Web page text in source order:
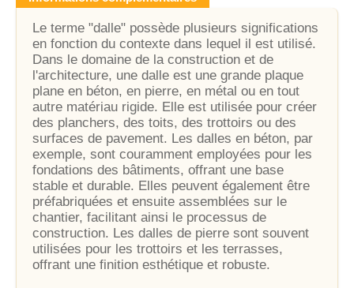
Le terme "dalle" possède plusieurs significations
en fonction du contexte dans lequel il est utilisé.
Dans le domaine de la construction et de
l'architecture, une dalle est une grande plaque
plane en béton, en pierre, en métal ou en tout
autre matériau rigide. Elle est utilisée pour créer
des planchers, des toits, des trottoirs ou des
surfaces de pavement. Les dalles en béton, par
exemple, sont couramment employées pour les
fondations des bâtiments, offrant une base
stable et durable. Elles peuvent également être
préfabriquées et ensuite assemblées sur le
chantier, facilitant ainsi le processus de
construction. Les dalles de pierre sont souvent
utilisées pour les trottoirs et les terrasses,
offrant une finition esthétique et robuste.